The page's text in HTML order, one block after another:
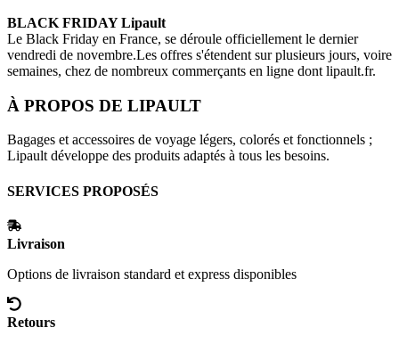
BLACK FRIDAYLipault
Le Black Friday en France, se déroule officiellement le dernier
vendredi de novembre.Les offres s'étendent sur plusieurs jours, voire
semaines, chez de nombreux commerçants en ligne dont lipault.fr.
À PROPOS DE LIPAULT
Bagages et accessoires de voyage légers, colorés et fonctionnels ;
Lipault développe des produits adaptés à tous les besoins.
SERVICES PROPOSÉS
Livraison
Options de livraison standard et express disponibles
Retours